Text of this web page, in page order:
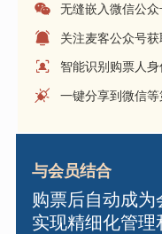
无缝嵌入微信公
关注麦客公众号
智能识别购票人
一键分享到微信
与会员结合
购票后自动成为
实现精细化管理